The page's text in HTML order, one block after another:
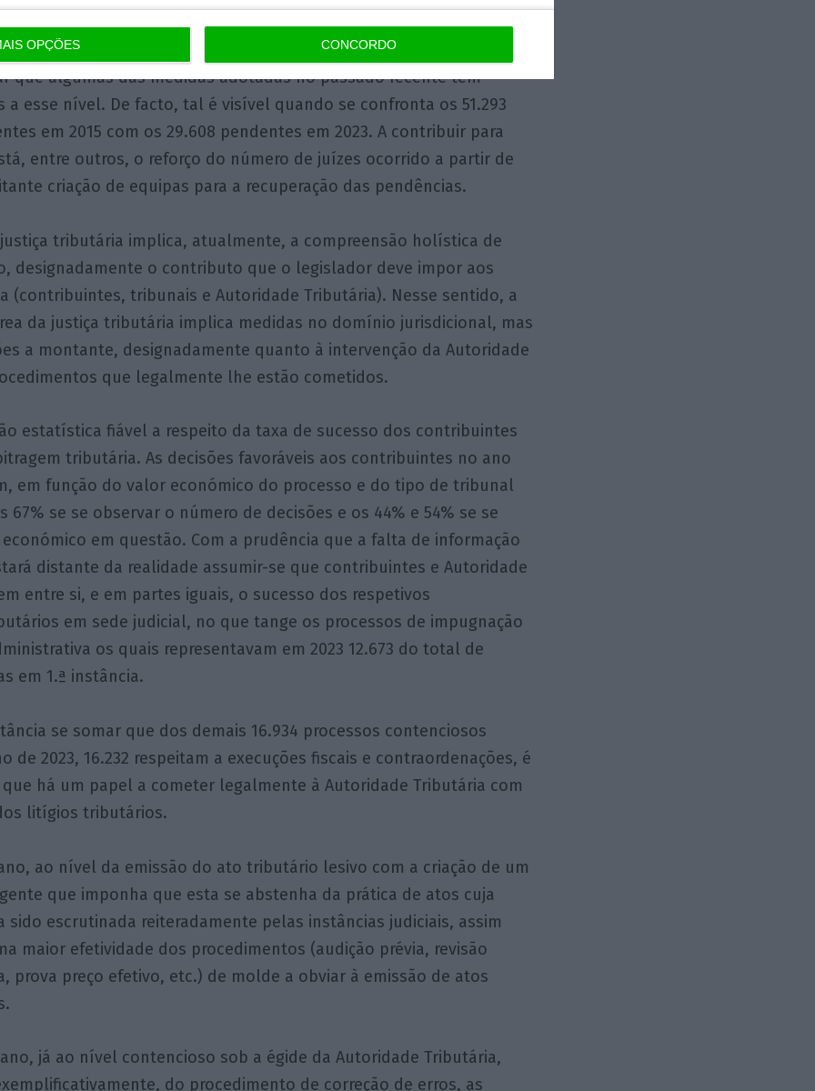
OPÇÕES CONCORDO
caracterizado a justiça tributária ao longo dos anos. Importa, no
que algumas das medidas adotadas no passado recente têm
a esse nível. De facto, tal é visível quando se confronta os 51.293
em 2015 com os 29.608 pendentes em 2023. A contribuir para
entre outros, o reforço do número de juízes ocorrido a partir de
criação de equipas para a recuperação das pendências.
tributária implica, atualmente, a compreensão holística de
designadamente o contributo que o legislador deve impor aos
(contribuintes, tribunais e Autoridade Tributária). Nesse sentido, a
da justiça tributária implica medidas no domínio jurisdicional, mas
a montante, designadamente quanto à intervenção da Autoridade
que legalmente lhe estão cometidos.
estatística fiável a respeito da taxa de sucesso dos contribuintes
tributária. As decisões favoráveis aos contribuintes no ano
em função do valor económico do processo e do tipo de tribunal
67% se se observar o número de decisões e os 44% e 54% se se
em questão. Com a prudência que a falta de informação
distante da realidade assumir-se que contribuintes e Autoridade
entre si, e em partes iguais, o sucesso dos respetivos
em sede judicial, no que tange os processos de impugnação
os quais representavam em 2023 12.673 do total de
em 1.ª instância.
se somar que dos demais 16.934 processos contenciosos
de 2023, 16.232 respeitam a execuções fiscais e contraordenações, é
há um papel a cometer legalmente à Autoridade Tributária com
litígios tributários.
ao nível da emissão do ato tributário lesivo com a criação de um
que imponha que esta se abstenha da prática de atos cuja
sido escrutinada reiteradamente pelas instâncias judiciais, assim
maior efetividade dos procedimentos (audição prévia, revisão
prova preço efetivo, etc.) de molde a obviar à emissão de atos
já ao nível contencioso sob a égide da Autoridade Tributária,
do procedimento de correção de erros, as